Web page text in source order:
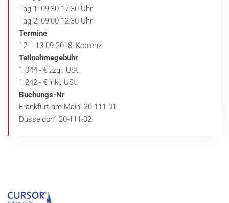
Tag 1: 09:30-17:30 Uhr
Tag 2: 09:00-12:30 Uhr
Termine
12. - 13.09.2018, Koblenz
Teilnahmegebühr
1.044,- € zzgl. USt.
1.242,- € inkl. USt.
Buchungs-Nr
Frankfurt am Main: 20-111-01
Düsseldorf: 20-111-02